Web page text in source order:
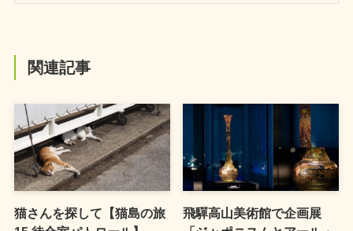
関連記事
猫さんを探して【猫島の旅
飛驒高山美術館で企画展